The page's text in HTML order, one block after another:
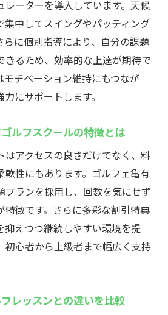
亀有のインドアゴルフスクー
フスクールで受ける個別指導
しやすいインドアゴルフスク
フスクールで一人ひとりに合
ン
豊富な指導が魅力のインドア
ル
用したインドアゴルフスクー
有ゴルフ練習場との違いを解
レーターを導入しています。天候
集中してスイングやパッティング
らに個別指導により、自分の課題
きるため、効率的な上達が期待で
モチベーション維持にもつなが
にサポートします。
ルフスクールの特徴とは
はアクセスの良さだけでなく、料
軟性にもあります。ゴルフェ亀有
プランを採用し、回数を気にせず
特徴です。さらに多彩な割引特典
抑えつつ継続しやすい環境を提
初心者から上級者まで幅広く支持
レッスンとの違いを比較